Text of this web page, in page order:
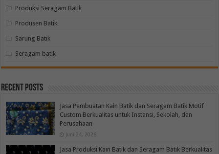
Produksi Seragam Batik
Produsen Batik
Sarung Batik
Seragam batik
Recent Posts
Jasa Pembuatan Kain Batik dan Seragam Batik Motif
Custom Berkualitas untuk Instansi, Sekolah, dan
Perusahaan
Juni 24, 2026
Jasa Produksi Kain Batik dan Seragam Batik Berkualitas